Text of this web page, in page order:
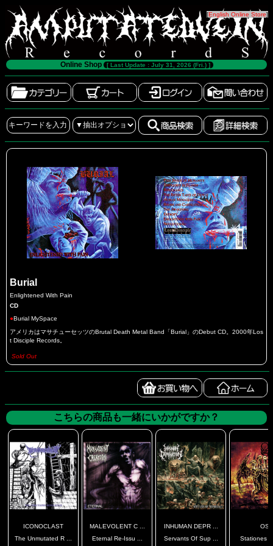
[English Online Store]
Online Shop [ Last Update : July 31, 2026 (Fri.) ]
Burial
Enlightened With Pain
CD
●Burial MySpace
アメリカはマサチューセッツのBrutal Death Metal Band「Burial」のDebut CD。2000年Los
t Disciple Records。
Sold Out
こちらの商品も一緒にいかがですか？
ICONOCLAST
The Unmutated R ...
MALEVOLENT C ...
Eternal Re-Issu ...
INHUMAN DEPR ...
Servants Of Sup ...
OS
Stationes